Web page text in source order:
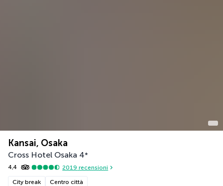
Kansai, Osaka
Cross Hotel Osaka 4*
4,4 2019 recensioni
City break Centro città